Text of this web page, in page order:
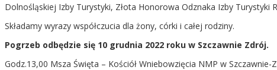
Dolnośląskiej Izby Turystyki, Złota Honorowa Odznaka Izby Turystyki
Składamy wyrazy współczucia dla żony, córki i całej rodziny.
Pogrzeb odbędzie się 10 grudnia 2022 roku w Szczawnie Zdrój.
Godz.13,00 Msza Święta – Kościół Wniebowzięcia NMP w